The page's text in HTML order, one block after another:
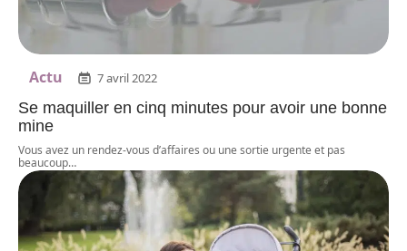
Actu 7 avril 2022
Se maquiller en cinq minutes pour avoir une bonne
mine
Vous avez un rendez-vous d’affaires ou une sortie urgente et pas
beaucoup…